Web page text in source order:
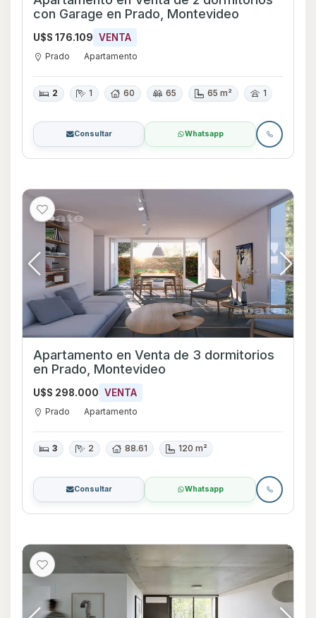
con Garage en Prado, Montevideo
U$S 176.109 VENTA
Prado Apartamento
2 1 60 65 65 m² 1
Consultar Whatsapp
Apartamento en Venta de 3 dormitorios
en Prado, Montevideo
U$S 298.000 VENTA
Prado Apartamento
3 2 88.61 120 m²
Consultar Whatsapp